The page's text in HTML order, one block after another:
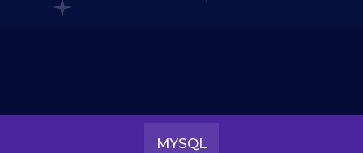
MYSQL